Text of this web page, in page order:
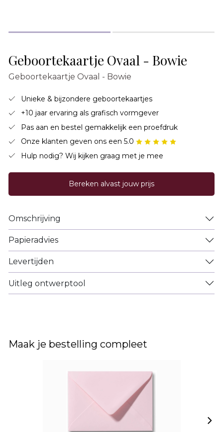
Geboortekaartje Ovaal - Bowie
Geboortekaartje Ovaal - Bowie
Unieke & bijzondere geboortekaartjes
+10 jaar ervaring als grafisch vormgever
Pas aan en bestel gemakkelijk een proefdruk
Onze klanten geven ons een 5.0
Hulp nodig? Wij kijken graag met je mee
Bereken alvast jouw prijs
Omschrijving
Papieradvies
Levertijden
Uitleg ontwerptool
Maak je bestelling compleet